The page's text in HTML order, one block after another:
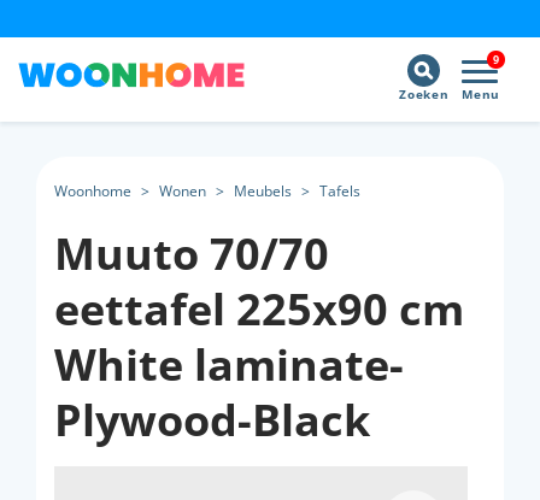
9
Menu
Zoeken
Woonhome > Wonen > Meubels > Tafels
Muuto 70/70
eettafel 225x90 cm
White laminate-
Plywood-Black